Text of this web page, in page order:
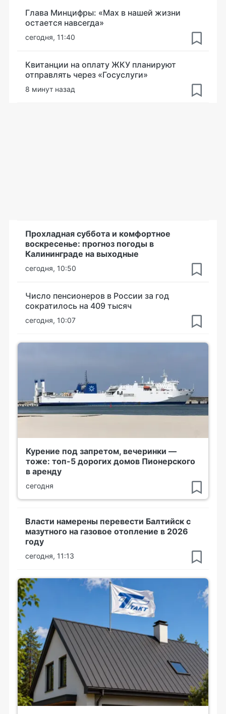
Глава Минцифры: «Мах в нашей жизни
остается навсегда»
сегодня, 11:40
Квитанции на оплату ЖКУ планируют
отправлять через «Госуслуги»
8 минут назад
Прохладная суббота и комфортное
воскресенье: прогноз погоды в
Калининграде на выходные
сегодня, 10:50
Число пенсионеров в России за год
сократилось на 409 тысяч
сегодня, 10:07
Курение под запретом, вечеринки —
тоже: топ-5 дорогих домов Пионерского
в аренду
сегодня
Власти намерены перевести Балтийск с
мазутного на газовое отопление в 2026
году
сегодня, 11:13